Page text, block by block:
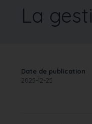
La
Date de publication
2025-12-25